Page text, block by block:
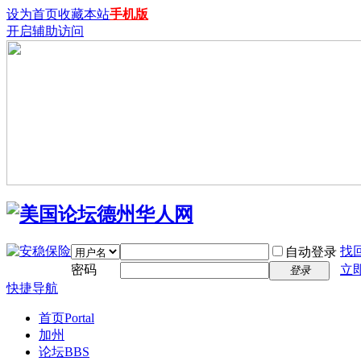
设为首页收藏本站手机版
开启辅助访问
自动登录 找
密码
登录
立
快捷导航
首页Portal
加州
论坛BBS